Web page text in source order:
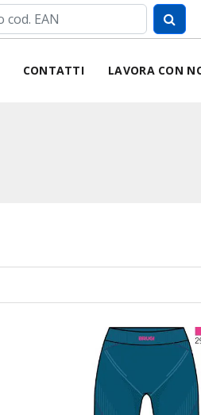
CONTATTI LAVORA CON